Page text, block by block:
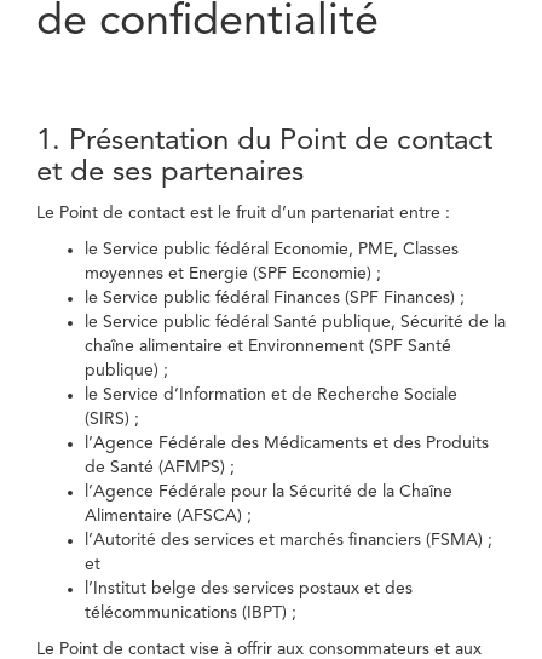
de confidentialité
1. Présentation du Point de contact
et de ses partenaires
Le Point de contact est le fruit d’un partenariat entre :
le Service public fédéral Economie, PME, Classes
moyennes et Energie (SPF Economie) ;
le Service public fédéral Finances (SPF Finances) ;
le Service public fédéral Santé publique, Sécurité de la
chaîne alimentaire et Environnement (SPF Santé
publique) ;
le Service d’Information et de Recherche Sociale
(SIRS) ;
l’Agence Fédérale des Médicaments et des Produits
de Santé (AFMPS) ;
l’Agence Fédérale pour la Sécurité de la Chaîne
Alimentaire (AFSCA) ;
l’Autorité des services et marchés financiers (FSMA) ;
et
l’Institut belge des services postaux et des
télécommunications (IBPT) ;
Le Point de contact vise à offrir aux consommateurs et aux